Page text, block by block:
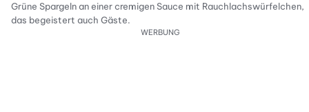
Grüne Spargeln an einer cremigen Sauce mit Rauchlachswürfelchen,
das begeistert auch Gäste.
WERBUNG